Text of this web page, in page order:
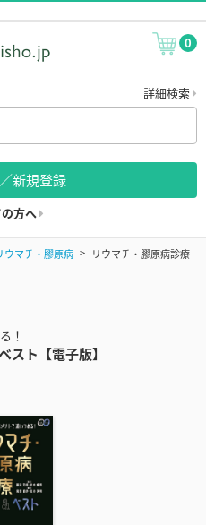
0
詳細検索
新規登録
方へ
ウマチ・膠原病
リウマチ・膠原病診療
！
スト【電子版】